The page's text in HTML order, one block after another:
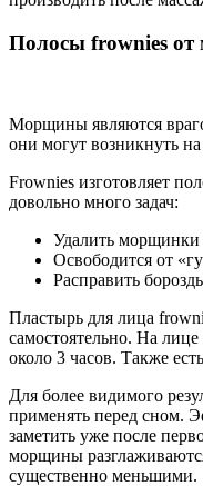
Полосы frownies
Морщины являются
они могут возникнуть
Frownies изготовляет
довольно много задач:
Удалить морщинки
Освободится от
Расправить
Пластырь для лица
самостоятельно. На
около 3 часов. Также
Для более видимого
применять перед сном.
заметить уже после
морщины
существенно меньшими.